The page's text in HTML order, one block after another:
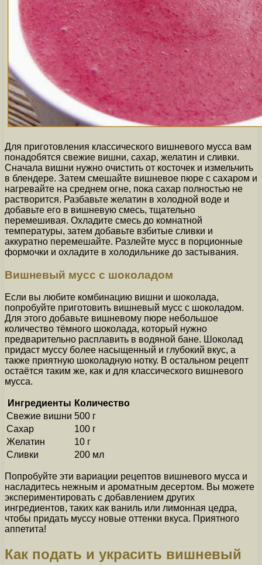
Для приготовления классического вишневого мусса вам
понадобятся свежие вишни, сахар, желатин и сливки.
Сначала вишни нужно очистить от косточек и измельчить
в блендере. Затем смешайте вишневое пюре с сахаром и
нагревайте на среднем огне, пока сахар полностью не
растворится. Разбавьте желатин в холодной воде и
добавьте его в вишневую смесь, тщательно
перемешивая. Охладите смесь до комнатной
температуры, затем добавьте взбитые сливки и
аккуратно перемешайте. Разлейте мусс в порционные
формочки и охладите в холодильнике до застывания.
Вишневый мусс с шоколадом
Если вы любите комбинацию вишни и шоколада,
попробуйте приготовить вишневый мусс с шоколадом.
Для этого добавьте вишневому пюре небольшое
количество тёмного шоколада, который нужно
предварительно расплавить в водяной бане. Шоколад
придаст муссу более насыщенный и глубокий вкус, а
также приятную шоколадную нотку. В остальном рецепт
остаётся таким же, как и для классического вишневого
мусса.
Ингредиенты Количество
Свежие вишни 500 г
Сахар
100 г
Желатин
10 г
Сливки
200 мл
Попробуйте эти вариации рецептов вишневого мусса и
насладитесь нежным и ароматным десертом. Вы можете
экспериментировать с добавлением других
ингредиентов, таких как ваниль или лимонная цедра,
чтобы придать муссу новые оттенки вкуса. Приятного
аппетита!
Как подать и украсить вишневый